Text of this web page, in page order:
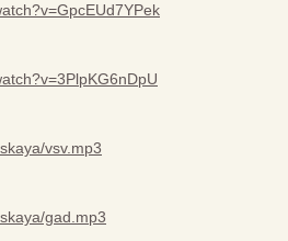
vsv.mp3
gad.mp3